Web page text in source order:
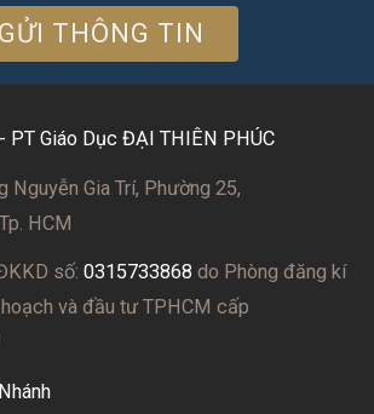
PT Giáo Dục ĐẠI THIÊN PHÚC
Gia Trí, Phường 25,
HCM
số: 0315733868 do Phòng đăng kí
hoạch và đầu tư TPHCM cấp